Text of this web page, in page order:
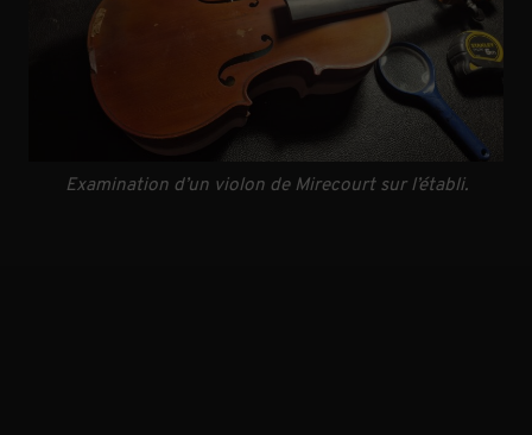
Examination d’un violon de Mirecourt sur l’établi.